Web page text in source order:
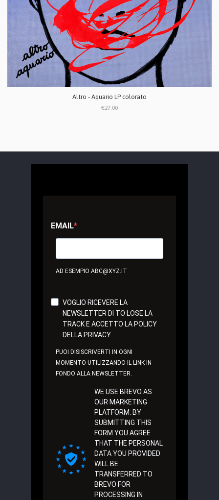
Altro - Aquario LP colorato
€27.00
EMAIL
AD ESEMPIO ABC@XYZ.IT
VOGLIO RICEVERE LA
NEWSLETTER DI TO LOSE LA
TRACK E ACCETTO LA POLICY
DELLA PRIVACY.
PUOI DISISCRIVERTI IN OGNI
MOMENTO UTILIZZANDO IL LINK IN
FONDO ALLA NEWSLETTER.
WE USE BREVO AS
OUR MARKETING
PLATFORM. BY
SUBMITTING THIS
FORM YOU AGREE
THAT THE PERSONAL
DATA YOU PROVIDED
WILL BE
TRANSFERRED TO
BREVO FOR
PROCESSING IN